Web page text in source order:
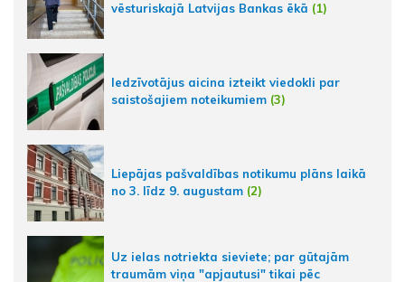
vēsturiskajā Latvijas Bankas ēkā (1)
Iedzīvotājus aicina izteikt viedokli par
saistošajiem noteikumiem (3)
Liepājas pašvaldības notikumu plāns laikā
no 3. līdz 9. augustam (2)
Uz ielas notriekta sieviete; par gūtajām
traumām viņa "apjautusi" tikai pēc